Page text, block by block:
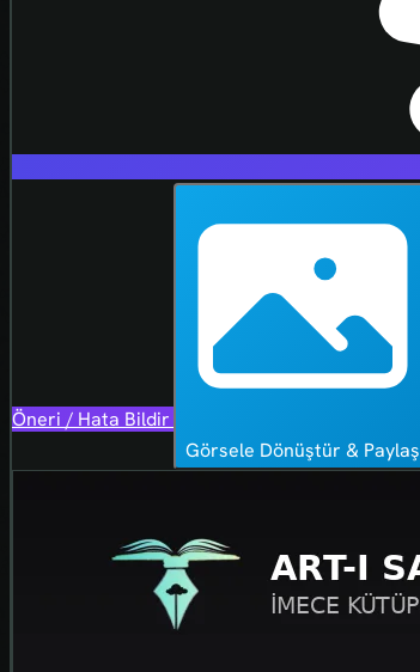
Öneri / Hata Bildir
Görsele Dönüştür & Paylaş